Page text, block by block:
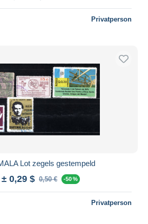
Privatperson
Lot zegels gestempeld
± 0,29 $ 0,50 € -50 %
Privatperson